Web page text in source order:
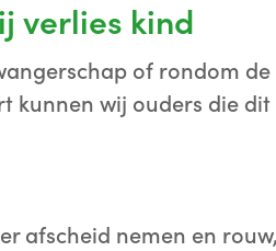
verlies kind
of rondom
kunnen wij ouders die dit
afscheid nemen en